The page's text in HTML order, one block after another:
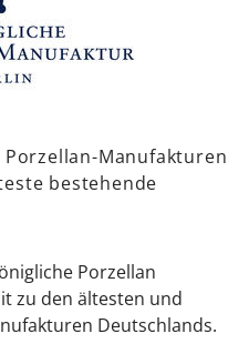
Manufakturen
bestehende
Porzellan
zu den ältesten und
Deutschlands.